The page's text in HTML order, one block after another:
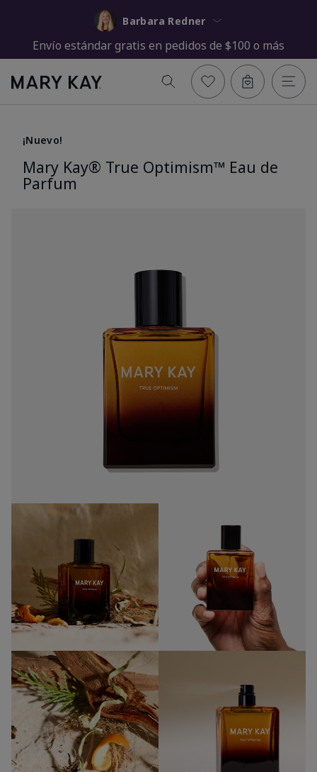
Barbara Redner
Envío estándar gratis en pedidos de $100 o más
¡Nuevo!
Mary Kay® True Optimism™ Eau de
Parfum